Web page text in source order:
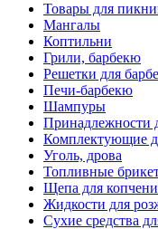
Товары для
Мангалы
Коптильни
Грили, барбекю
Решетки для
Печи-барбекю
Шампуры
Принадлежности
Комплектующие
Уголь, дрова
Топливные
Щепа для
Жидкости для
Сухие средства